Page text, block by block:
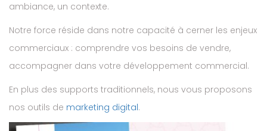
ambiance, un contexte.
Notre force réside dans notre capacité à cerner les enjeux
commerciaux : comprendre vos besoins de vendre,
accompagner dans votre développement commercial.
En plus des supports traditionnels, nous vous proposons
nos outils de marketing digital.